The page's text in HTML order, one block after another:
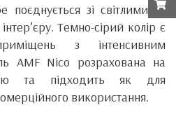
поєднується зі світлими та
Темно-сірий колір є
з інтенсивним
AMF Nico розрахована на
та підходить як для
використання.